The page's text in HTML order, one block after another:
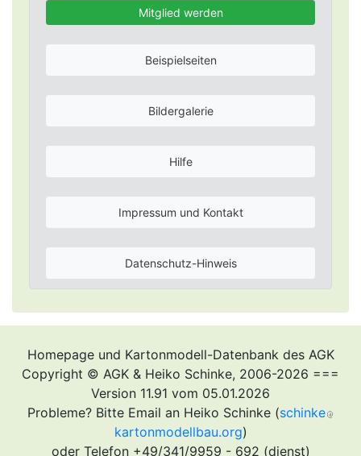
Mitglied werden
Beispielseiten
Bildergalerie
Hilfe
Impressum und Kontakt
Datenschutz-Hinweis
Homepage und Kartonmodell-Datenbank des AGK
Copyright © AGK & Heiko Schinke, 2006-2026 ===
Version 11.91 vom 05.01.2026
Probleme? Bitte Email an Heiko Schinke (schinke
kartonmodellbau.org)
oder Telefon +49/341/9959 - 692 (dienst)